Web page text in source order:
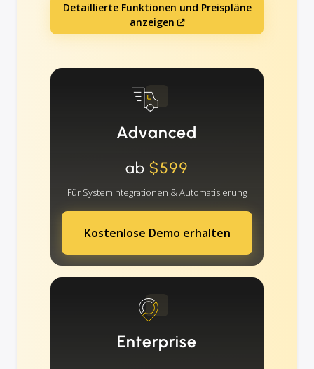
Detaillierte Funktionen und Preispläne
anzeigen
Advanced
ab$599
Für Systemintegrationen & Automatisierung
Kostenlose Demo erhalten
Enterprise